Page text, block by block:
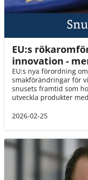
EU:s
innovation -
EU:s nya förordning
smakförändringar för
snusets framtid som
utveckla produkter
2026-02-25